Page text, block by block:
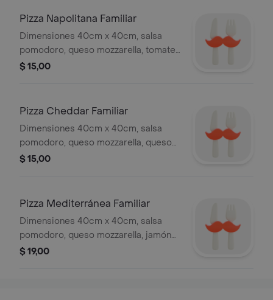
Pizza Napolitana Familiar
Dimensiones 40cm x 40cm, salsa
pomodoro, queso mozzarella, tomate,
albahaca, orégano, pimienta.
$ 15,00
Pizza Cheddar Familiar
Dimensiones 40cm x 40cm, salsa
pomodoro, queso mozzarella, queso
cheddar y jamón.
$ 15,00
Pizza Mediterránea Familiar
Dimensiones 40cm x 40cm, salsa
pomodoro, queso mozzarella, jamón
serrano y aceitunas negras.
$ 19,00